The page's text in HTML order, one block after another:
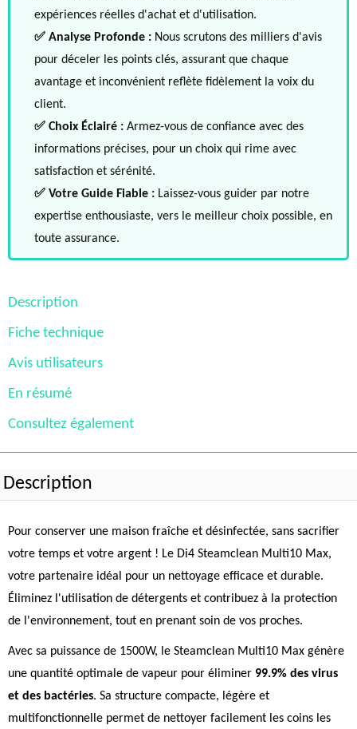
expériences réelles d'achat et d'utilisation.
✅ Analyse Profonde : Nous scrutons des milliers d'avis
pour déceler les points clés, assurant que chaque
avantage et inconvénient reflète fidèlement la voix du
client.
✅ Choix Éclairé : Armez-vous de confiance avec des
informations précises, pour un choix qui rime avec
satisfaction et sérénité.
✅ Votre Guide Fiable : Laissez-vous guider par notre
expertise enthousiaste, vers le meilleur choix possible, en
toute assurance.
Description
Fiche technique
Avis utilisateurs
En résumé
Consultez également
Description
Pour conserver une maison fraîche et désinfectée, sans sacrifier
votre temps et votre argent ! Le Di4 Steamclean Multi10 Max,
votre partenaire idéal pour un nettoyage efficace et durable.
Éliminez l'utilisation de détergents et contribuez à la protection
de l'environnement, tout en prenant soin de vos proches.
Avec sa puissance de 1500W, le Steamclean Multi10 Max génère
une quantité optimale de vapeur pour éliminer 99.9% des virus
et des bactéries. Sa structure compacte, légère et
multifonctionnelle permet de nettoyer facilement les coins les